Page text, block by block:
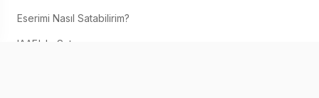
Eserimi Nasıl Satabilirim?
IAAF'de Satın